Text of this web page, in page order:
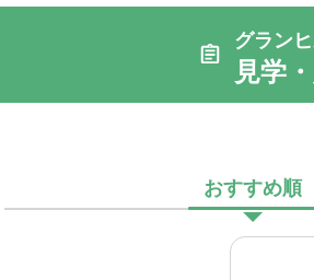
グラン
見学
おすすめ順